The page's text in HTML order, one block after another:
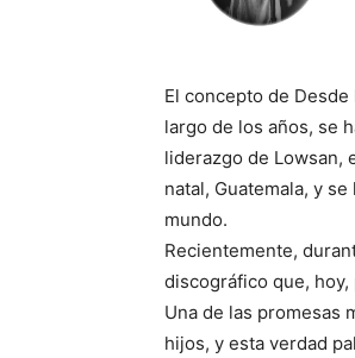
El concepto de
largo de los años, se
liderazgo de Lowsan,
natal, Guatemala, y
mundo.
Recientemente,
discográfico que, hoy,
Una de las promesas
hijos, y esta verdad